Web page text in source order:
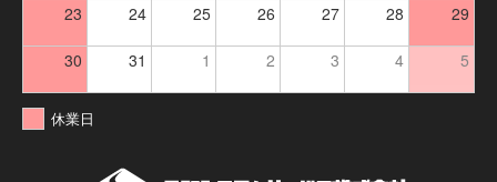
23 24 25 26 27 28 29
30 31 1 2 3 4 5
休業日